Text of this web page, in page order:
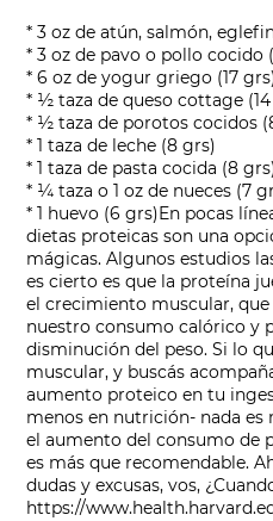
* 3 oz de atún, salmón,
* 3 oz de pavo o pollo cocido
* 6 oz de yogur griego (17
* ½ taza de queso cottage
* ½ taza de porotos cocidos
* 1 taza de leche (8 grs)
* 1 taza de pasta cocida (8
* ¼ taza o 1 oz de nueces (7
* 1 huevo (6 grs)En pocas
dietas proteicas son una
mágicas. Algunos estudios
es cierto es que la proteína
el crecimiento muscular,
nuestro consumo calórico y
disminución del peso. Si lo
muscular, y buscás
aumento proteico en tu
menos en nutrición- nada
el aumento del consumo de
es más que recomendable.
dudas y excusas, vos,
https://